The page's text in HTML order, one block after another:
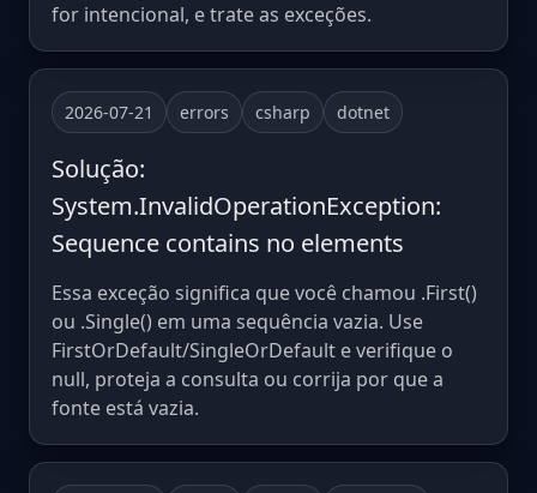
for intencional, e trate as exceções.
2026-07-21 errors csharp dotnet
Solução:
System.InvalidOperationException:
Sequence contains no elements
Essa exceção significa que você chamou .First()
ou .Single() em uma sequência vazia. Use
FirstOrDefault/SingleOrDefault e verifique o
null, proteja a consulta ou corrija por que a
fonte está vazia.